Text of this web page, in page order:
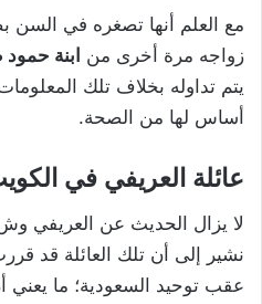
مع العلم أنها تصغره في
زواجه مرة أخرى من ابنة
يتم تداوله بخلاف تلك
أساس لها من الصحة.
عائلة العريفي في
لا يزال الحديث عن العريفي
نشير إلى أن تلك العائلة قد
عقب توحيد السعودية؛ ما يعني